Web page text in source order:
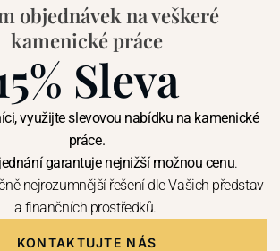
objednávek na veškeré
kamenické práce
Sleva
využijte slevovou nabídku na kamenické
práce.
garantuje nejnižší možnou cenu.
nejrozumnější řešení dle Vašich představ
a finančních prostředků.
KONTAKTUJTE NÁS